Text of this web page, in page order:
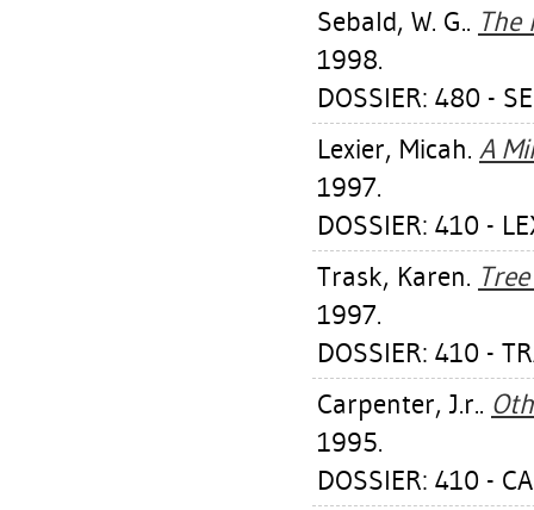
Sebald, W. G.. The
1998.
DOSSIER: 480 -
Lexier, Micah. A
1997.
DOSSIER: 410 -
Trask, Karen.
1997.
DOSSIER: 410 -
Carpenter, J.r..
1995.
DOSSIER: 410 -